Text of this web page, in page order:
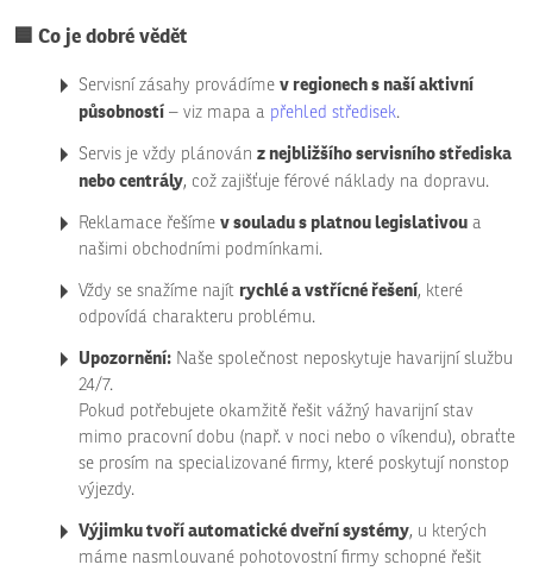
odeslat.
🟦Co je dobré vědět
Servisní zásahy provádímev regionech s naší aktivní
působností – viz mapa a přehled středisek.
Servis je vždy plánovánz nejbližšího servisního střediska
nebo centrály, což zajišťuje férové náklady na dopravu.
Reklamace řešímev souladu s platnou legislativou a
našimi obchodními podmínkami.
Vždy se snažíme najít rychlé a vstřícné řešení, které
odpovídá charakteru problému.
Upozornění: Naše společnost neposkytuje havarijní službu
24/7.
Pokud potřebujete okamžitě řešit vážný havarijní stav
mimo pracovní dobu (např. v noci nebo o víkendu), obraťte
se prosím na specializované firmy, které poskytují nonstop
výjezdy.
Výjimku tvoří automatické dveřní systémy, u kterých
máme nasmlouvané pohotovostní firmy schopné řešit